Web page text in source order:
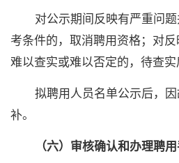
对公示期间反映有严重问
考条件的，取消聘用资格；对
难以查实或难以否定的，待查实
拟聘用人员名单公示后，
补。
（六）审核确认和办理聘